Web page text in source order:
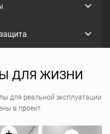
ДЛЯ ЖИЗНИ
для реальной эксплуатации
в проект.